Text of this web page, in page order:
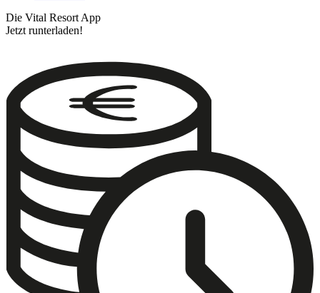
Die Vital Resort App
Jetzt runterladen!